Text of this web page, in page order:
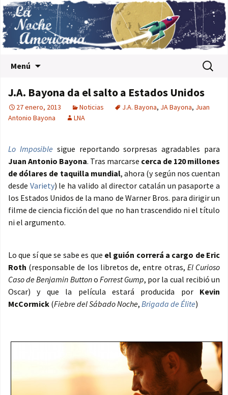
Menú Buscar:
J.A. Bayona da el salto a Estados Unidos
27 enero, 2013 Noticias J.A. Bayona, JA Bayona, Juan
Antonio Bayona
LNA
Lo Imposible sigue reportando sorpresas agradables para
Juan Antonio Bayona. Tras marcarse cerca de 120 millones
de dólares de taquilla mundial, ahora (y según nos cuentan
desde Variety) le ha valido al director catalán un pasaporte a
los Estados Unidos de la mano de Warner Bros. para dirigir un
filme de ciencia ficción del que no han trascendido ni el título
ni el argumento.
Lo que sí que se sabe es que el guión correrá a cargo de Eric
Roth (responsable de los libretos de, entre otras, El Curioso
Caso de Benjamin Buttono Forrest Gump, por la cual recibió un
Oscar) y que la película estará producida por Kevin
McCormick (Fiebre del Sábado Noche, Brigada de Élite)